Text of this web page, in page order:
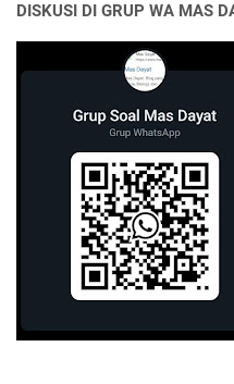
DISKUSI DI GRUP WA MAS